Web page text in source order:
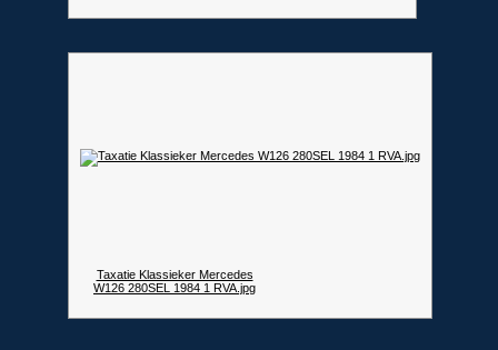
Taxatie Klassieker Mercedes
W126 280SEL 1984 1 RVA.jpg